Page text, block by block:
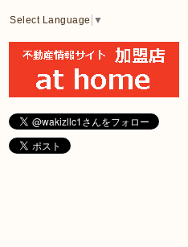
Select Language ▼